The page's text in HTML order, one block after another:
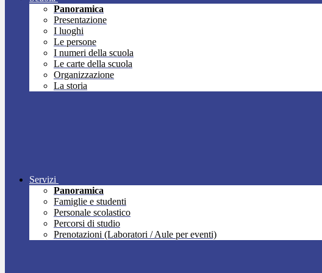
Panoramica
Presentazione
I luoghi
Le persone
I numeri della scuola
Le carte della scuola
Organizzazione
La storia
Servizi
Panoramica
Famiglie e studenti
Personale scolastico
Percorsi di studio
Prenotazioni (Laboratori / Aule per eventi)